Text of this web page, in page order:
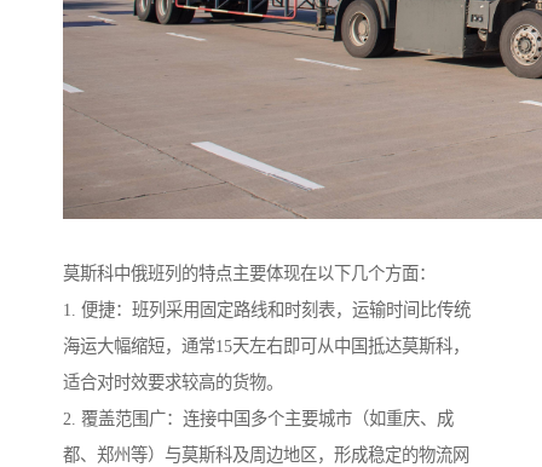
莫斯科中俄班列的特点主要体现在以下几个方面：
1. 便捷：班列采用固定路线和时刻表，运输时间比传统
海运大幅缩短，通常15天左右即可从中国抵达莫斯科，
适合对时效要求较高的货物。
2. 覆盖范围广：连接中国多个主要城市（如重庆、成
都、郑州等）与莫斯科及周边地区，形成稳定的物流网